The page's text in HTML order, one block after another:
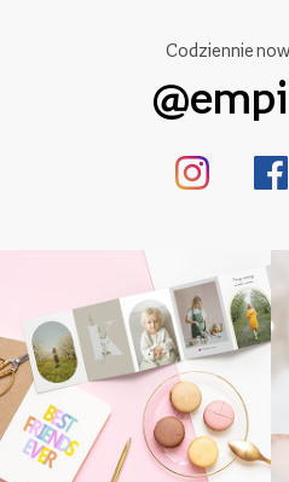
Codziennie